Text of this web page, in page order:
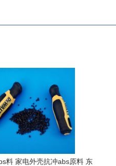
料 家电外壳抗冲abs原料 东